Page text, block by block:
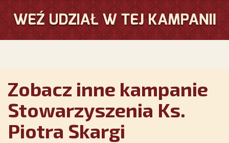
Zobacz inne kampanie
Stowarzyszenia Ks.
Piotra Skargi